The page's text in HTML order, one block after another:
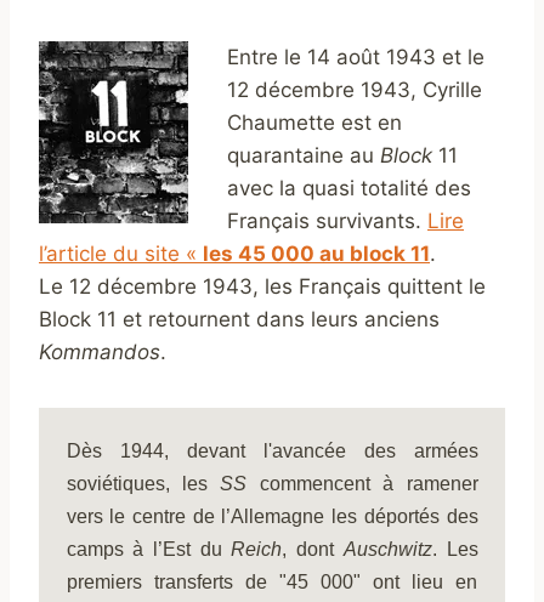
Entre le 14 août 1943 et le
12 décembre 1943, Cyrille
Chaumette est en
quarantaine au Block 11
avec la quasi totalité des
Français survivants. Lire
l’article du site « les 45 000 au block 11.
Le 12 décembre 1943, les Français quittent le
Block 11 et retournent dans leurs anciens
Kommandos.
Dès 1944, devant l'avancée des armées
soviétiques, les SS commencent à ramener
vers le centre de l’Allemagne les déportés des
camps à l’Est du Reich, dont Auschwitz. Les
premiers transferts de "45 000" ont lieu en